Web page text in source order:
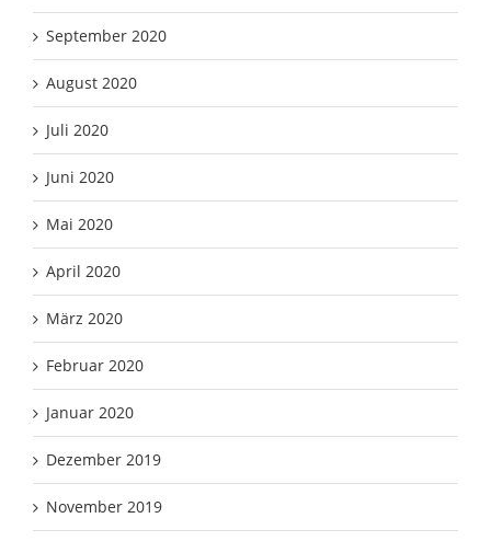
September 2020
August 2020
Juli 2020
Juni 2020
Mai 2020
April 2020
März 2020
Februar 2020
Januar 2020
Dezember 2019
November 2019